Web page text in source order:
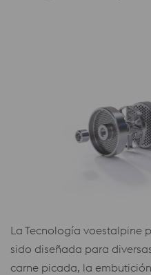
La Tecnología voestalpine
sido diseñada para
carne picada, la